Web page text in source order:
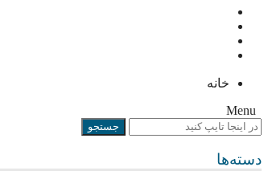
خانه
Menu
دسته‌ها